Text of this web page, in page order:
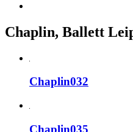
Chaplin, Ballett
Chaplin032
Chaplin035